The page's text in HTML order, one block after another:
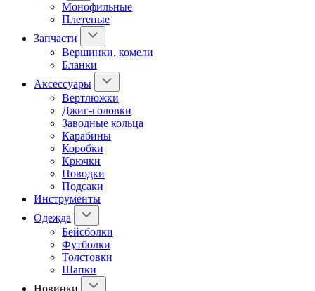
Монофильные
Плетеные
Запчасти
Вершинки, комели
Бланки
Аксессуары
Вертлюжки
Джиг-головки
Заводные кольца
Карабины
Коробки
Крючки
Поводки
Подсаки
Инструменты
Одежда
Бейсболки
Футболки
Толстовки
Шапки
Новинки